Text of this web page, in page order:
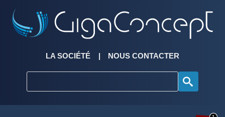
content
LA SOCIÉTÉ NOUS CONTACTER